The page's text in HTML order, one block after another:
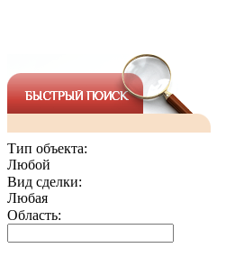
Тип объекта:
Любой
Вид сделки:
Любая
Область: